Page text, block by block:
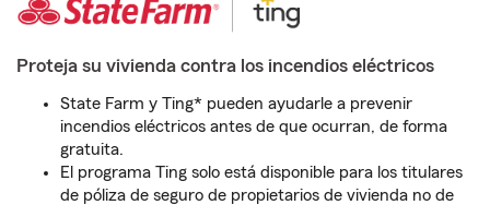
Proteja su vivienda contra los incendios eléctricos
State Farm y Ting* pueden ayudarle a prevenir
incendios eléctricos antes de que ocurran, de forma
gratuita.
El programa Ting solo está disponible para los titulares
de póliza de seguro de propietarios de vivienda no de